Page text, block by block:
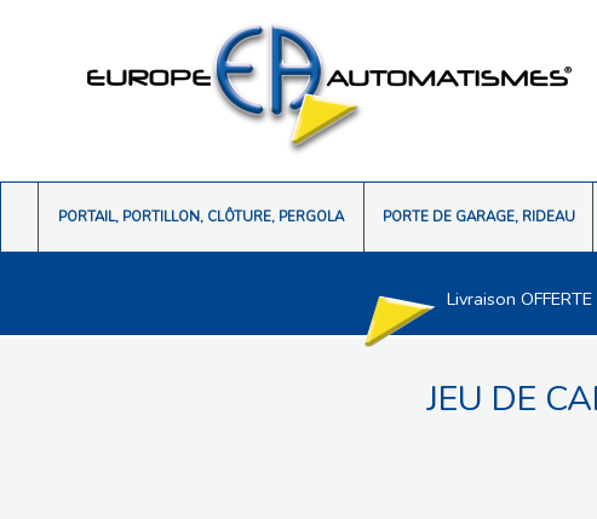
PORTAIL, PORTILLON, CLÔTURE, PERGOLA PORTE DE GARAGE, RIDEAU
Livraison
JEU DE